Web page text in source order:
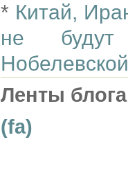
* Китай,
не будут
Ленты
(fa)